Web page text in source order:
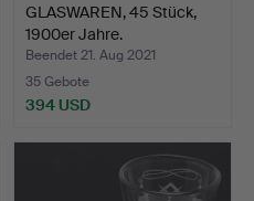
GLASWAREN, 45 Stück,
1900er Jahre.
Beendet 21. Aug 2021
35 Gebote
394 USD